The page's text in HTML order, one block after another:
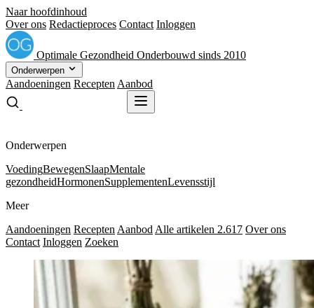
Naar hoofdinhoud
Over ons Redactieproces Contact Inloggen
Optimale Gezondheid Onderbouwd sinds 2010
Onderwerpen
Aandoeningen Recepten Aanbod
Onderwerpen
VoedingBewegenSlaapMentale
gezondheidHormonenSupplementenLevensstijl
Meer
Aandoeningen Recepten Aanbod Alle artikelen 2.617 Over ons
Contact Inloggen Zoeken